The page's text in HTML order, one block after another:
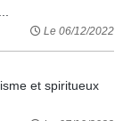
Le 06/12/2022
et spiritueux